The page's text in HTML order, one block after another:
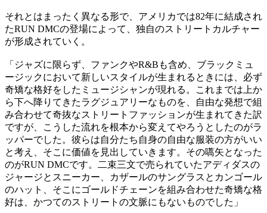
それとはまったく異なる形で、アメリカでは82年に結成され
たRUN DMCの登場によって、独自のストリートカルチャー
が形成されていく。
「ジャズに限らず、ファンクやR&Bも含め、ブラックミュ
ージックにおいて新しいスタイルが生まれるときには、必ず
奇矯な格好をしたミュージシャンが現れる。これまでは上か
ら下へ降りてきたラグジュアリーなものを、自由な発想で組
み合わせて奇抜なストリートファッションが生まれてきた訳
ですが、こうした流れを根本から変えてやろうとしたのがラ
ッパーでした。彼らは自分たち自身の自由な服装の方がいい
と考え、そこに価値を見出していきます。その嚆矢となった
のがRUN DMCです。二束三文で売られていたアディダスの
ジャージとスニーカー、カザールのサングラスとカンゴール
のハット、そこにゴールドチェーンを組み合わせた奇矯な格
好は、かつてのストリートの文脈にもないものでした」